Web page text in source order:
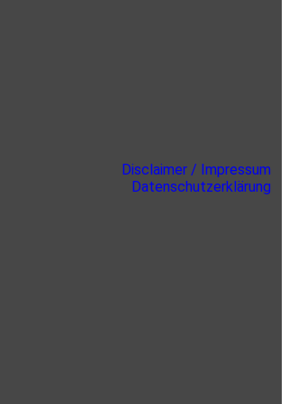
Disclaimer / Impressum
Datenschutzerklärung